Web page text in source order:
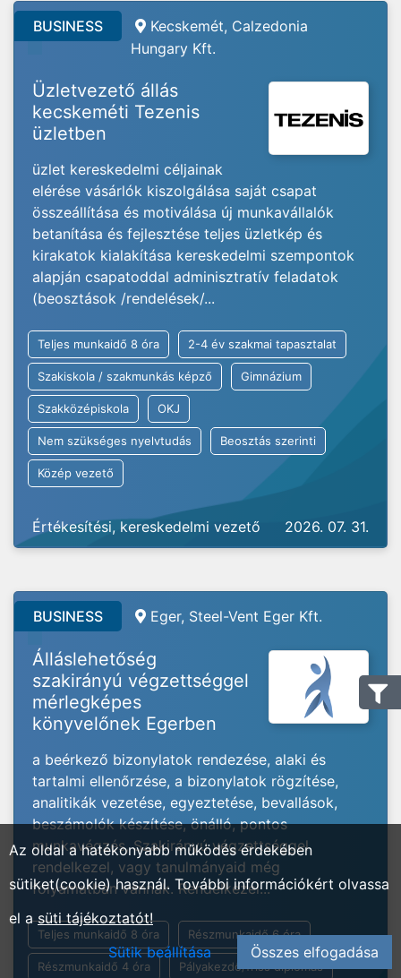
BUSINESS
Kecskemét, Calzedonia
Hungary Kft.
Üzletvezető állás
kecskeméti Tezenis
üzletben
üzlet kereskedelmi céljainak
elérése vásárlók kiszolgálása saját csapat
összeállítása és motiválása új munkavállalók
betanítása és fejlesztése teljes üzletkép és
kirakatok kialakítása kereskedelmi szempontok
alapján csapatoddal adminisztratív feladatok
(beosztások /rendelések/...
Teljes munkaidő 8 óra 2-4 év szakmai tapasztalat
Szakiskola / szakmunkás képző Gimnázium
Szakközépiskola OKJ
Nem szükséges nyelvtudás Beosztás szerinti
Közép vezető
Értékesítési, kereskedelmi vezető 2026. 07. 31.
BUSINESS Eger, Steel-Vent Eger Kft.
Álláslehetőség
szakirányú végzettséggel
mérlegképes
könyvelőnek Egerben
a beérkező bizonylatok rendezése, alaki és
tartalmi ellenőrzése, a bizonylatok rögzítése,
analitikák vezetése, egyeztetése, bevallások,
beszámolók készítése, önálló, pontos
munkavégzés, Szakirányú végzettséggel
rendelkezel, vagy tanulmányaid még
folyamatban vannak. Rendelkezel...
Teljes munkaidő 8 óra Részmunkaidő 6 óra
Részmunkaidő 4 óra Pályakezdő/friss diplomás
Az oldal a hatékonyabb működés érdekében
sütiket(cookie) használ. További információkért olvassa
el asüti tájékoztatót!
Sütik beállítása
Összes elfogadása